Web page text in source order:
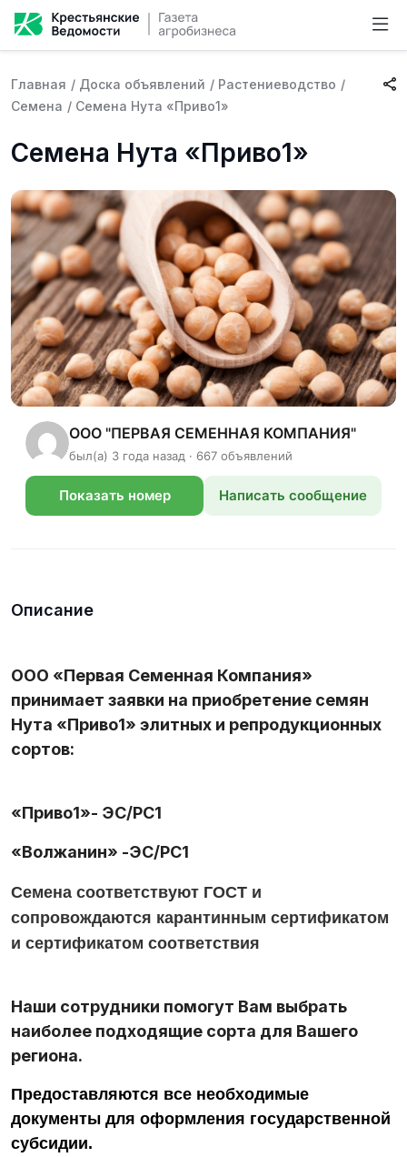
Главная / Доска объявлений / Растениеводство /
Семена / Семена Нута «Приво1»
Семена Нута «Приво1»
ООО "ПЕРВАЯ СЕМЕННАЯ КОМПАНИЯ"
был(а) 3 года назад · 667 объявлений
Показать номер Написать сообщение
Описание
ООО «Первая Семенная Компания»
принимает заявки на приобретение семян
Нута «Приво1» элитных и репродукционных
сортов:
«Приво1»- ЭС/РС1
«Волжанин» -ЭС/РС1
Семена соответствуют ГОСТ и
сопровождаются карантинным сертификатом
и сертификатом соответствия
Наши сотрудники помогут Вам выбрать
наиболее подходящие сорта для Вашего
региона.
Предоставляются все необходимые
документы для оформления государственной
субсидии.